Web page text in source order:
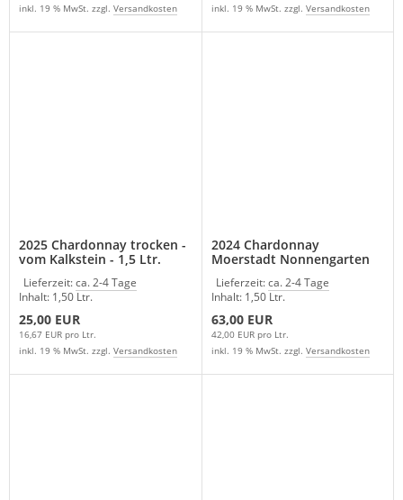
inkl. 19 % MwSt. zzgl. Versandkosten
inkl. 19 % MwSt. zzgl. Versandkosten
2025 Chardonnay trocken -
vom Kalkstein - 1,5 Ltr.
Lieferzeit:ca. 2-4 Tage
Inhalt: 1,50 Ltr.
25,00 EUR
16,67 EUR pro Ltr.
inkl. 19 % MwSt. zzgl. Versandkosten
2024 Chardonnay
Moerstadt Nonnengarten
Milch
Lieferzeit:ca. 2-4 Tage
Inhalt: 1,50 Ltr.
63,00 EUR
42,00 EUR pro Ltr.
inkl. 19 % MwSt. zzgl. Versandkosten